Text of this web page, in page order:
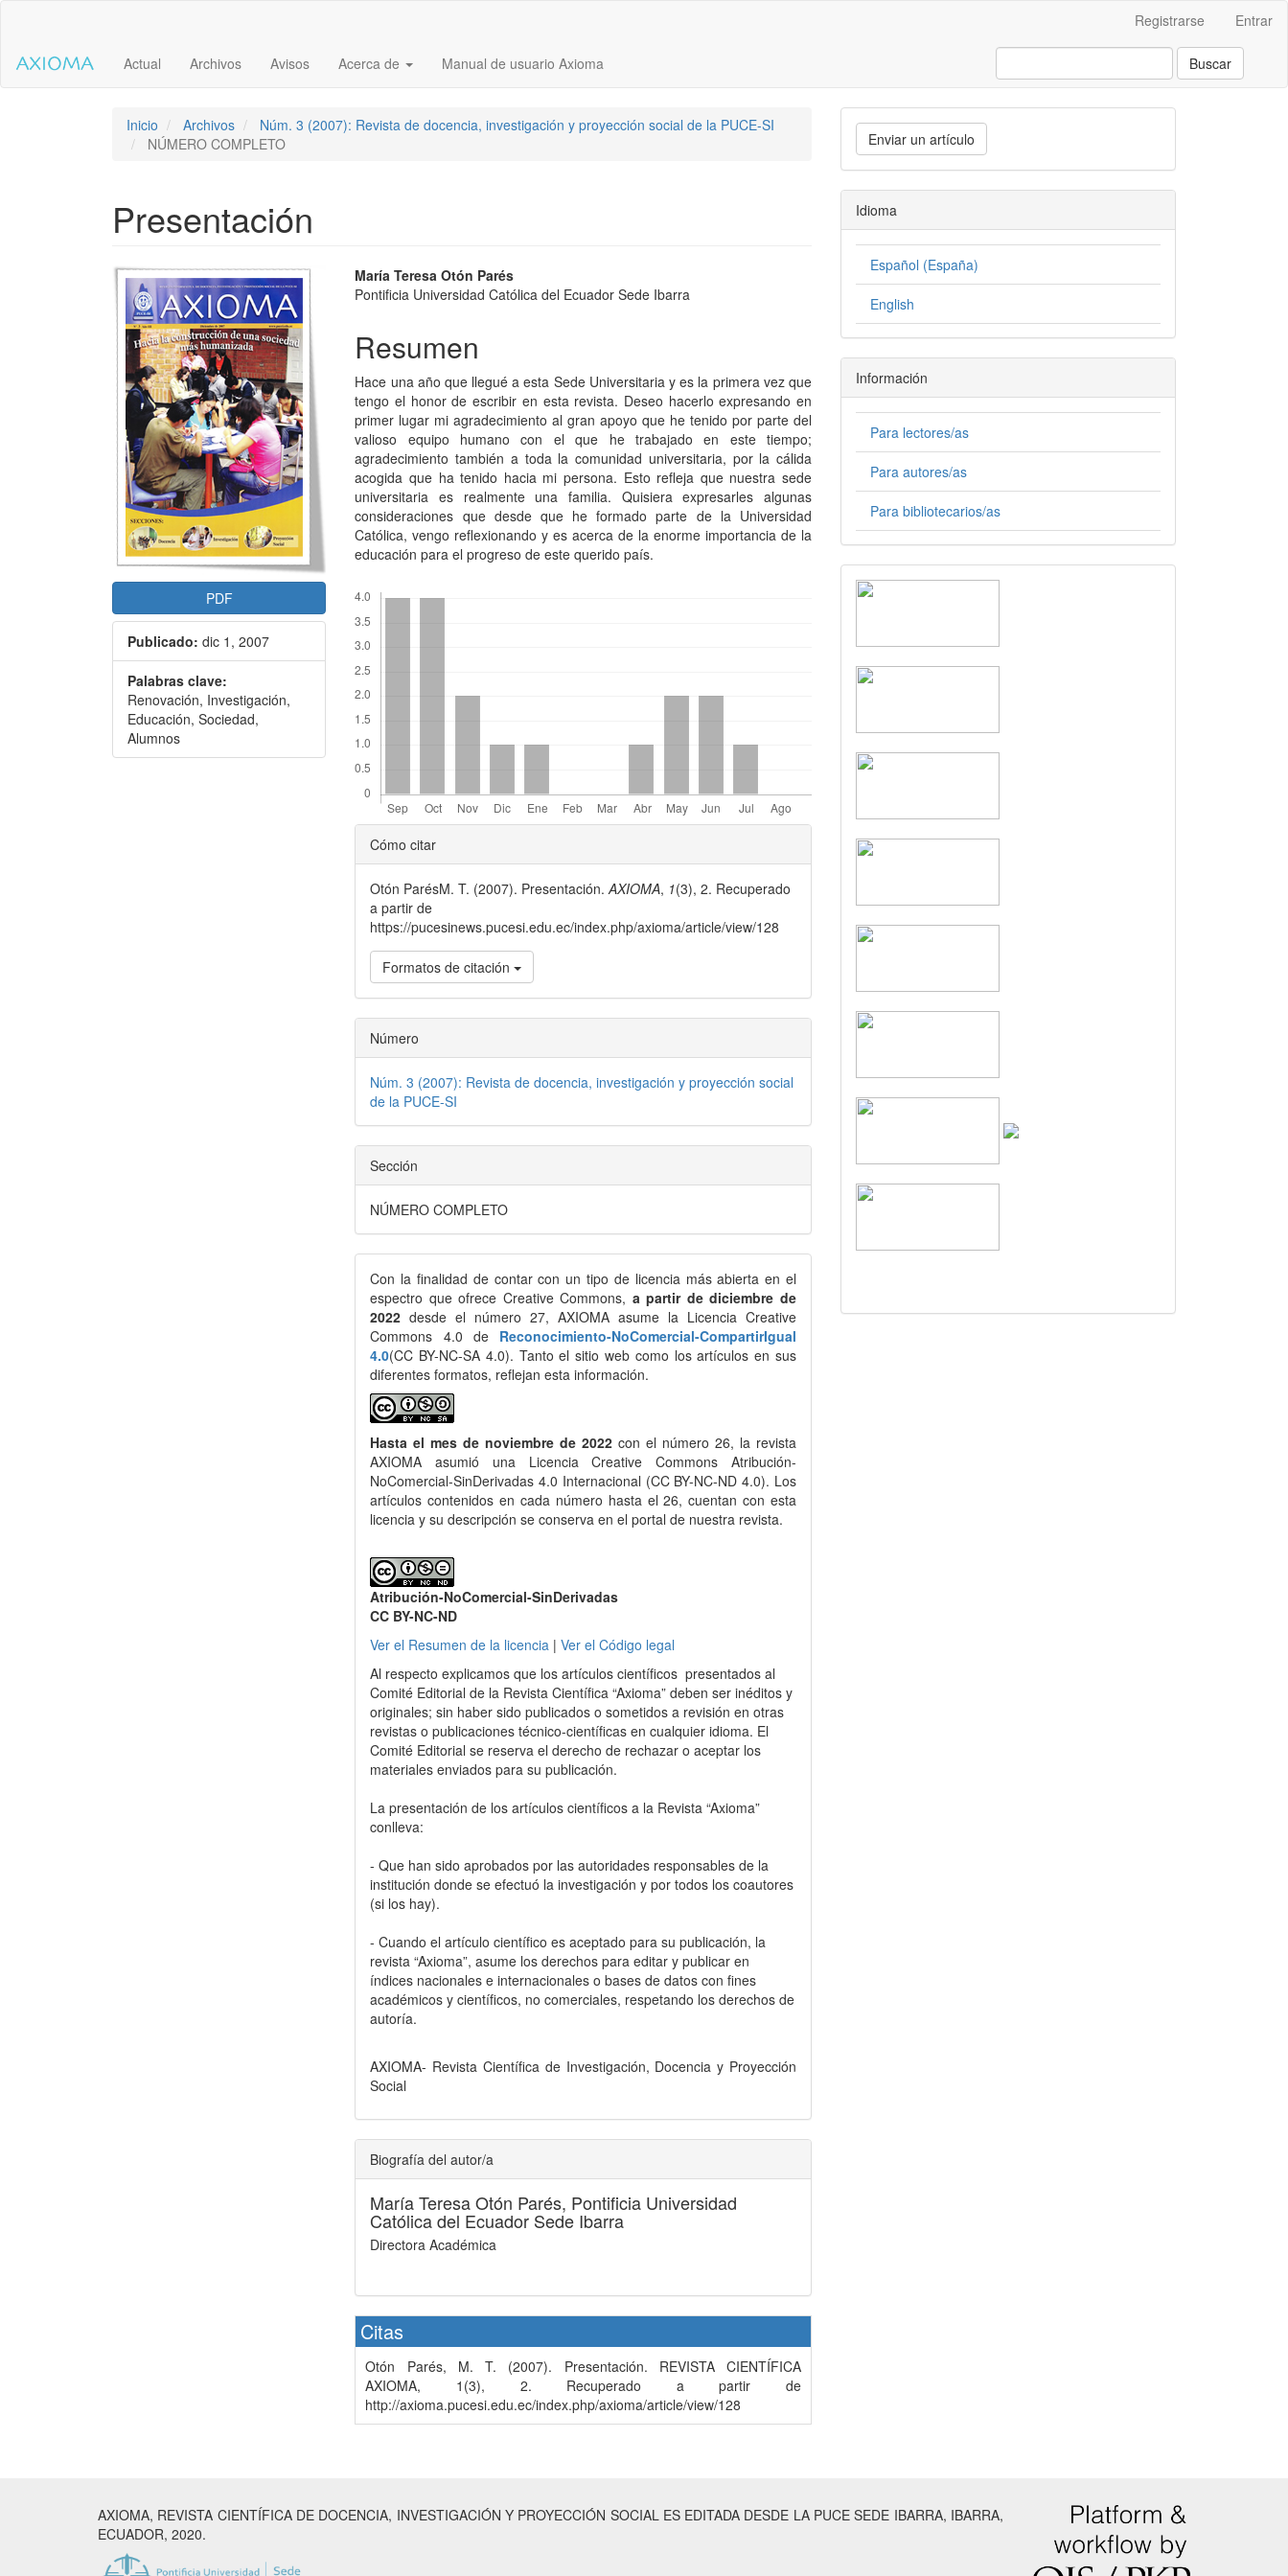
contenido
de
Registrarse Entrar
Actual Archivos Avisos Acerca de Manual de usuario Axioma Buscar
Inicio Archivos
Núm. 3 (2007): Revista de docencia, investigación y proyección social de la PUCE-SI
NÚMERO COMPLETO
Presentación
Barra
lateral
del
artículo
PDF
Publicado: dic 1, 2007
Palabras clave:
Renovación, Investigación,
Educación, Sociedad,
Alumnos
Contenido
principal
del
artículo
María Teresa Otón Parés
Pontificia Universidad Católica del Ecuador Sede Ibarra
Resumen
Hace una año que llegué a esta Sede Universitaria y es la primera vez que
tengo el honor de escribir en esta revista. Deseo hacerlo expresando en
primer lugar mi agradecimiento al gran apoyo que he tenido por parte del
valioso equipo humano con el que he trabajado en este tiempo;
agradecimiento también a toda la comunidad universitaria, por la cálida
acogida que ha tenido hacia mi persona. Esto refleja que nuestra sede
universitaria es realmente una familia. Quisiera expresarles algunas
consideraciones que desde que he formado parte de la Universidad
Católica, vengo reflexionando y es acerca de la enorme importancia de la
educación para el progreso de este querido país.
Detalles
del
artículo
Cómo citar
Otón ParésM. T. (2007). Presentación.AXIOMA, 1(3), 2. Recuperado
a partir de
https://pucesinews.pucesi.edu.ec/index.php/axioma/article/view/128
Formatos de citación
Número
Núm. 3 (2007): Revista de docencia, investigación y proyección social
de la PUCE-SI
Sección
NÚMERO COMPLETO
Con la finalidad de contar con un tipo de licencia más abierta en el
espectro que ofrece Creative Commons, a partir de diciembre de
2022 desde el número 27, AXIOMA asume la Licencia Creative
Commons 4.0 de Reconocimiento-NoComercial-CompartirIgual
4.0(CC BY-NC-SA 4.0). Tanto el sitio web como los artículos en sus
diferentes formatos, reflejan esta información.
Hasta el mes de noviembre de 2022 con el número 26, la revista
AXIOMA asumió una Licencia Creative Commons Atribución-
NoComercial-SinDerivadas 4.0 Internacional (CC BY-NC-ND 4.0). Los
artículos contenidos en cada número hasta el 26, cuentan con esta
licencia y su descripción se conserva en el portal de nuestra revista.
Atribución-NoComercial-SinDerivadas
CC BY-NC-ND
Ver el Resumen de la licencia |Ver el Código legal
Al respecto explicamos que los artículos científicos presentados al
Comité Editorial de la Revista Científica “Axioma” deben ser inéditos y
originales; sin haber sido publicados o sometidos a revisión en otras
revistas o publicaciones técnico-científicas en cualquier idioma. El
Comité Editorial se reserva el derecho de rechazar o aceptar los
materiales enviados para su publicación.
La presentación de los artículos científicos a la Revista “Axioma”
conlleva:
- Que han sido aprobados por las autoridades responsables de la
institución donde se efectuó la investigación y por todos los coautores
(si los hay).
- Cuando el artículo científico es aceptado para su publicación, la
revista “Axioma”, asume los derechos para editar y publicar en
índices nacionales e internacionales o bases de datos con fines
académicos y científicos, no comerciales, respetando los derechos de
autoría.
AXIOMA- Revista Científica de Investigación, Docencia y Proyección
Social
Biografía del autor/a
María Teresa Otón Parés, Pontificia Universidad
Católica del Ecuador Sede Ibarra
Directora Académica
Citas
Otón Parés, M. T. (2007). Presentación. REVISTA CIENTÍFICA
AXIOMA, 1(3), 2. Recuperado a partir de
http://axioma.pucesi.edu.ec/index.php/axioma/article/view/128
Enviar un artículo
Idioma
Español (España)
English
Información
Para lectores/as
Para autores/as
Para bibliotecarios/as
AXIOMA, REVISTA CIENTÍFICA DE DOCENCIA, INVESTIGACIÓN Y PROYECCIÓN SOCIAL ES EDITADA DESDE LA PUCE SEDE IBARRA, IBARRA,
ECUADOR, 2020.